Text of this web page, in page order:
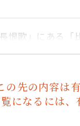
恨歌」にある
の先の内容は
になるには